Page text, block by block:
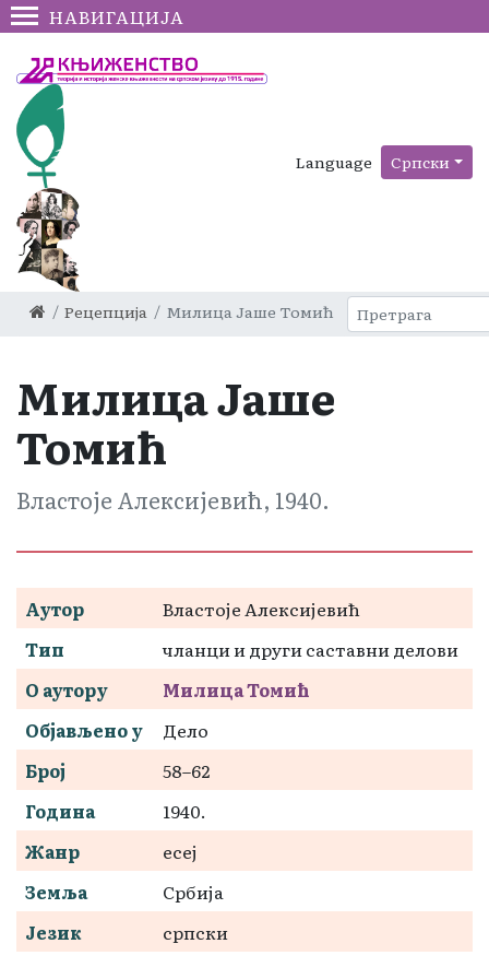
НАВИГАЦИЈА
Language Српски
Рецепција Милица Јаше Томић
Милица Јаше
Томић
Властоје Алексијевић, 1940.
Аутор
Властоје Алексијевић
Тип
чланци и други саставни делови
О аутору
Милица Томић
Објављено у
Дело
Број
58–62
Година
1940.
Жанр
есеј
Земља
Србија
Језик
српски